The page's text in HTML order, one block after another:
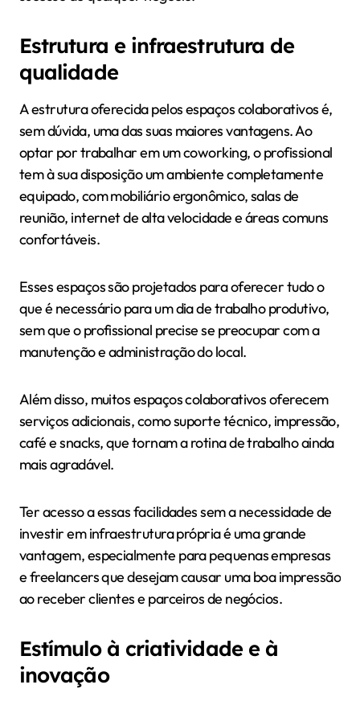
Estrutura e infraestrutura de
qualidade
A estrutura oferecida pelos espaços colaborativos é,
sem dúvida, uma das suas maiores vantagens. Ao
optar por trabalhar em um coworking, o profissional
tem à sua disposição um ambiente completamente
equipado, com mobiliário ergonômico, salas de
reunião, internet de alta velocidade e áreas comuns
confortáveis.
Esses espaços são projetados para oferecer tudo o
que é necessário para um dia de trabalho produtivo,
sem que o profissional precise se preocupar com a
manutenção e administração do local.
Além disso, muitos espaços colaborativos oferecem
serviços adicionais, como suporte técnico, impressão,
café e snacks, que tornam a rotina de trabalho ainda
mais agradável.
Ter acesso a essas facilidades sem a necessidade de
investir em infraestrutura própria é uma grande
vantagem, especialmente para pequenas empresas
e freelancers que desejam causar uma boa impressão
ao receber clientes e parceiros de negócios.
Estímulo à criatividade e à
inovação